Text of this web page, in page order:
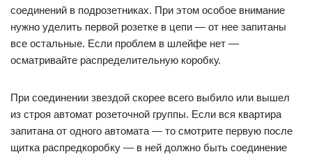
соединений в подрозетниках. При этом особое внимание
нужно уделить первой розетке в цепи — от нее запитаны
все остальные. Если проблем в шлейфе нет —
осматривайте распределительную коробку.
При соединении звездой скорее всего выбило или вышел
из строя автомат розеточной группы. Если вся квартира
запитана от одного автомата — то смотрите первую после
щитка распредкоробку — в ней должно быть соединение